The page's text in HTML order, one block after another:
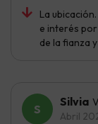
La
e interés
de la fianza
Silvia
Abril